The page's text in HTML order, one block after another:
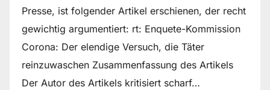
Presse, ist folgender Artikel erschienen, der recht
gewichtig argumentiert: rt: Enquete-Kommission
Corona: Der elendige Versuch, die Täter
reinzuwaschen Zusammenfassung des Artikels
Der Autor des Artikels kritisiert scharf…